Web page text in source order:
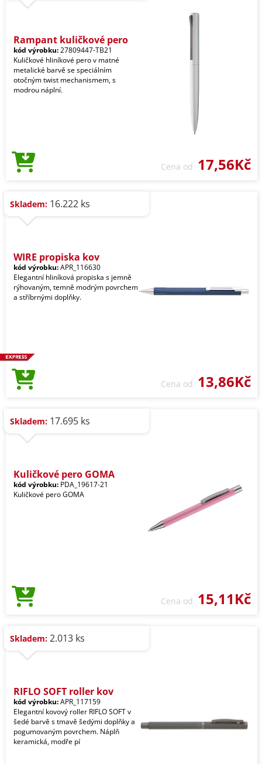
Rampant kuličkové pero
kód výrobku:27809447-TB21
Kuličkové hliníkové pero v matné
metalické barvě se speciálním
otočným twist mechanismem, s
modrou náplní.
Cena od 17,56Kč
Skladem: 16.222 ks
WIRE propiska kov
kód výrobku:APR_116630
Elegantní hliníková propiska s jemně
rýhovaným, temně modrým povrchem
a stříbrnými doplňky.
Cena od 13,86Kč
Skladem: 17.695 ks
Kuličkové pero GOMA
kód výrobku: PDA_19617-21
Kuličkové pero GOMA
Cena od 15,11Kč
Skladem: 2.013 ks
RIFLO SOFT roller kov
kód výrobku:APR_117159
Elegantní kovový roller RIFLO SOFT v
šedé barvě s tmavě šedými doplňky a
pogumovaným povrchem. Náplň
keramická, modře pí